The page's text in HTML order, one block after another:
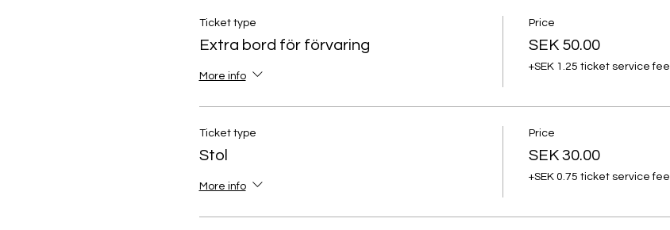
Ticket type
Extra bord för förvaring
More info
Price
SEK 50.00
+SEK 1.25 ticket service fee
Ticket type
Stol
More info
Price
SEK 30.00
+SEK 0.75 ticket service fee